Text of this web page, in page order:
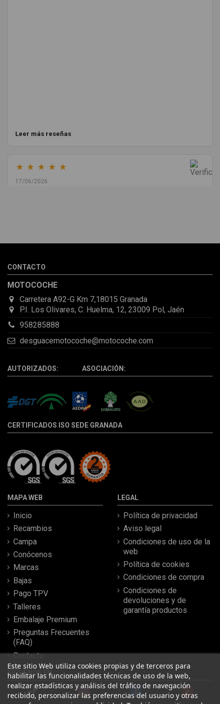
Leer más reseñas
★ ★ ★ ★ ★
17/06/2026
la pieza llegó correcta y bien embalada, además de llegarme 2
CONTACTO
MOTOCOCHE
Carretera A92-G Km 7,18015 Granada
P.I. Los Olivares, C. Huelma, 12, 23009 Pol, Jaén
958285888
desguacemotocoche@motocoche.com
AUTORIZADOS: ASOCIACIÓN:
CERTIFICADOS ISO SEDE GRANADA
MAPA WEB
Inicio
Recambios
Campa
Conócenos
Marcas
Bajas
Pago TPV
Talleres
Embalaje Premium
Preguntas Frecuentes
(FAQ)
Contacto
LEGAL
Política de privacidad
Aviso legal
Condiciones de uso de la
web
Política de cookies
Condiciones de compra
Condiciones de
devoluciones y de
garantía productos
Este sitio Web utiliza cookies propias y de terceros para
habilitar las funcionalidades técnicas de uso de la web,
realizar estadísticas y análisis del tráfico de navegación
recibido, personalizar las preferencias del usuario y otras
SÍGUENOS EN